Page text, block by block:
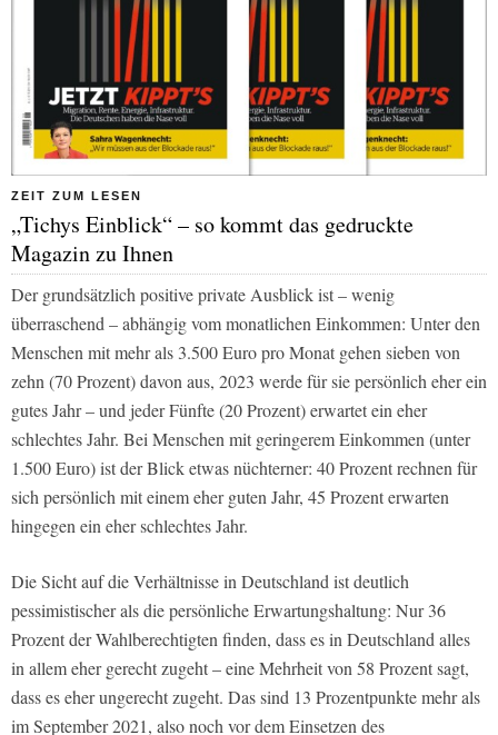
ZEIT ZUM LESEN
„Tichys Einblick“ – so kommt das gedruckte
Magazin zu Ihnen
Der grundsätzlich positive private Ausblick ist – wenig
überraschend – abhängig vom monatlichen Einkommen: Unter den
Menschen mit mehr als 3.500 Euro pro Monat gehen sieben von
zehn (70 Prozent) davon aus, 2023 werde für sie persönlich eher ein
gutes Jahr – und jeder Fünfte (20 Prozent) erwartet ein eher
schlechtes Jahr. Bei Menschen mit geringerem Einkommen (unter
1.500 Euro) ist der Blick etwas nüchterner: 40 Prozent rechnen für
sich persönlich mit einem eher guten Jahr, 45 Prozent erwarten
hingegen ein eher schlechtes Jahr.
Die Sicht auf die Verhältnisse in Deutschland ist deutlich
pessimistischer als die persönliche Erwartungshaltung: Nur 36
Prozent der Wahlberechtigten finden, dass es in Deutschland alles
in allem eher gerecht zugeht – eine Mehrheit von 58 Prozent sagt,
dass es eher ungerecht zugeht. Das sind 13 Prozentpunkte mehr als
im September 2021, also noch vor dem Einsetzen des